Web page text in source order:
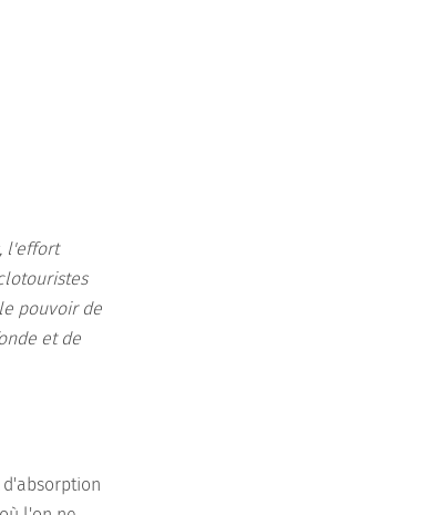
l'effort
pouvoir de
et de